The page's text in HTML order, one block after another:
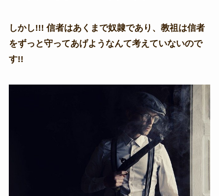
しかし!!! 信者はあくまで奴隷であり、教祖は信者
をずっと守ってあげようなんて考えていないので
す!!